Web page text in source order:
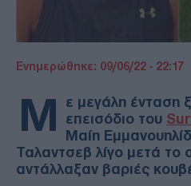
Ενημερώθηκε: 09/06/22 - 22:17
Μ
ε μεγάλη ένταση
επεισόδιο του
Μαίη
Ταλαντσεβ λίγο μετά το
αντάλλαξαν βαριές